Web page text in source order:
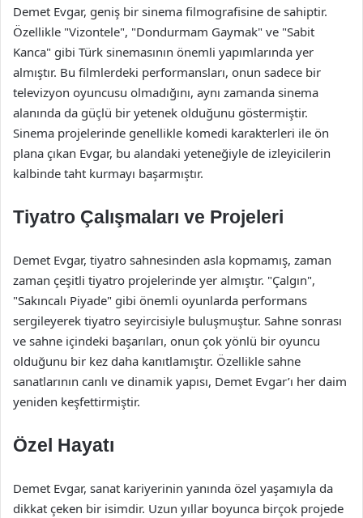
Demet Evgar, geniş bir sinema filmografisine de sahiptir.
Özellikle "Vizontele", "Dondurmam Gaymak" ve "Sabit
Kanca" gibi Türk sinemasının önemli yapımlarında yer
almıştır. Bu filmlerdeki performansları, onun sadece bir
televizyon oyuncusu olmadığını, aynı zamanda sinema
alanında da güçlü bir yetenek olduğunu göstermiştir.
Sinema projelerinde genellikle komedi karakterleri ile ön
plana çıkan Evgar, bu alandaki yeteneğiyle de izleyicilerin
kalbinde taht kurmayı başarmıştır.
Tiyatro Çalışmaları ve Projeleri
Demet Evgar, tiyatro sahnesinden asla kopmamış, zaman
zaman çeşitli tiyatro projelerinde yer almıştır. "Çalgın",
"Sakıncalı Piyade" gibi önemli oyunlarda performans
sergileyerek tiyatro seyircisiyle buluşmuştur. Sahne sonrası
ve sahne içindeki başarıları, onun çok yönlü bir oyuncu
olduğunu bir kez daha kanıtlamıştır. Özellikle sahne
sanatlarının canlı ve dinamik yapısı, Demet Evgar’ı her daim
yeniden keşfettirmiştir.
Özel Hayatı
Demet Evgar, sanat kariyerinin yanında özel yaşamıyla da
dikkat çeken bir isimdir. Uzun yıllar boyunca birçok projede